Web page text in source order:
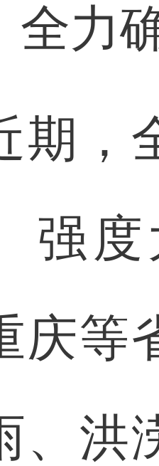
全力
全
强
庆等
、洪